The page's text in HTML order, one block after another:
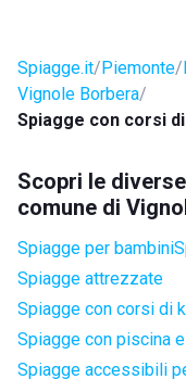
Spiagge.it Piemonte
Vignole Borbera
Spiagge con corsi
Scopri le
comune di
Spiagge per bambini
Spiagge attrezzate
Spiagge con corsi di
Spiagge con piscina
Spiagge accessibili